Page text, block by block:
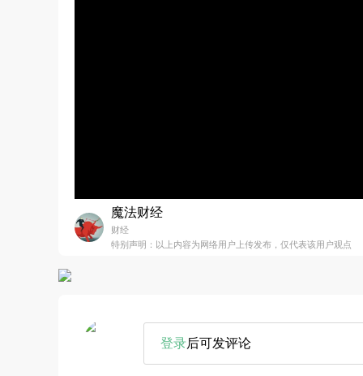
魔法财经
财经
特别声明：以上内容为网络用户上传发布，仅代表该用户观点
登录后可发评论